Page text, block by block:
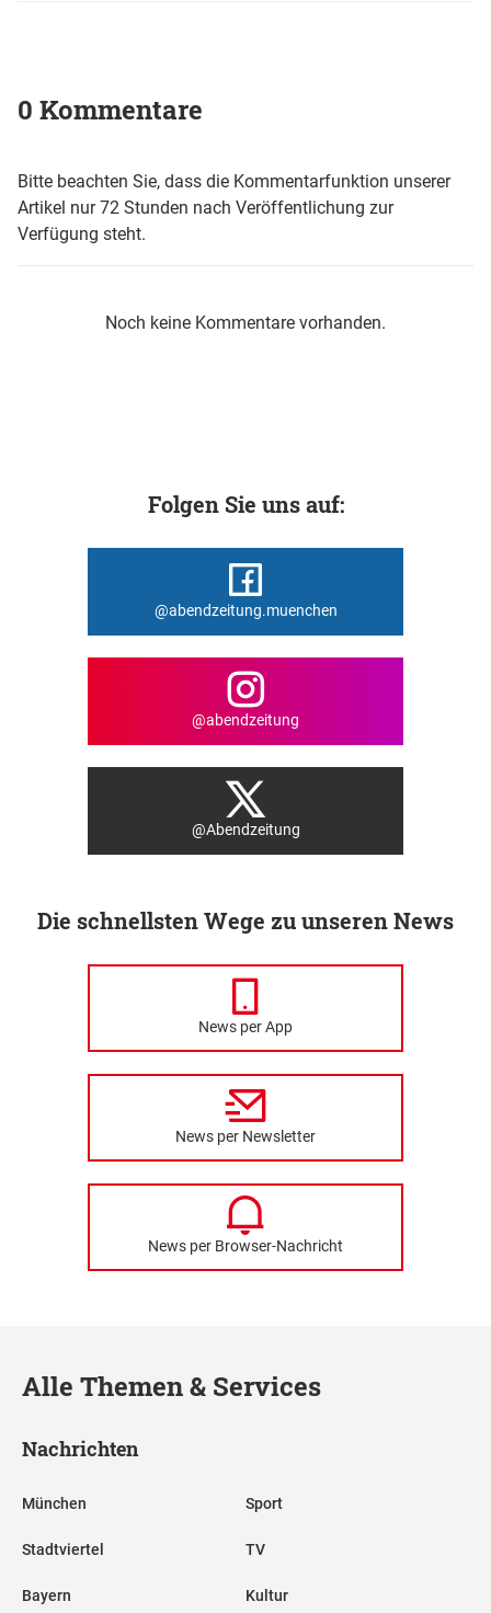
0 Kommentare
Bitte beachten Sie, dass die Kommentarfunktion unserer
Artikel nur 72 Stunden nach Veröffentlichung zur
Verfügung steht.
Noch keine Kommentare vorhanden.
Folgen Sie uns auf:
@abendzeitung.muenchen
@abendzeitung
@Abendzeitung
Die schnellsten Wege zu unseren News
News per App
News per Newsletter
News per Browser-Nachricht
Alle Themen & Services
Nachrichten
München
Stadtviertel
Bayern
Sport
TV
Kultur